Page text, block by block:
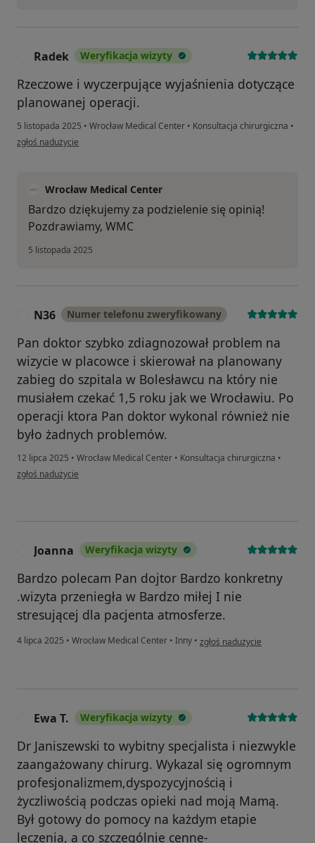
Radek Weryfikacja wizyty
Rzeczowe i wyczerpujące wyjaśnienia dotyczące
planowanej operacji.
5 listopada 2025 • Wrocław Medical Center • Konsultacja chirurgiczna •
w opinii użytkownika Radek
zgłoś nadużycie
Wrocław Medical Center
Bardzo dziękujemy za podzielenie się opinią!
Pozdrawiamy, WMC
5 listopada 2025
N36 Numer telefonu zweryfikowany
Pan doktor szybko zdiagnozował problem na
wizycie w placowce i skierował na planowany
zabieg do szpitala w Bolesławcu na który nie
musiałem czekać 1,5 roku jak we Wrocławiu. Po
operacji ktora Pan doktor wykonal również nie
było żadnych problemów.
12 lipca 2025 • Wrocław Medical Center • Konsultacja chirurgiczna •
w opinii użytkownika N36
zgłoś nadużycie
Joanna Weryfikacja wizyty
Bardzo polecam Pan dojtor Bardzo konkretny
.wizyta przeniegła w Bardzo miłej I nie
stresującej dla pacjenta atmosferze.
4 lipca 2025 • Wrocław Medical Center • Inny • w opinii użytkownika Joanna
zgłoś nadużycie
Ewa T. Weryfikacja wizyty
Dr Janiszewski to wybitny specjalista i niezwykle
zaangażowany chirurg. Wykazal się ogromnym
profesjonalizmem,dyspozycyjnością i
życzliwością podczas opieki nad moją Mamą.
Był gotowy do pomocy na każdym etapie
leczenia, a co szczególnie cenne-